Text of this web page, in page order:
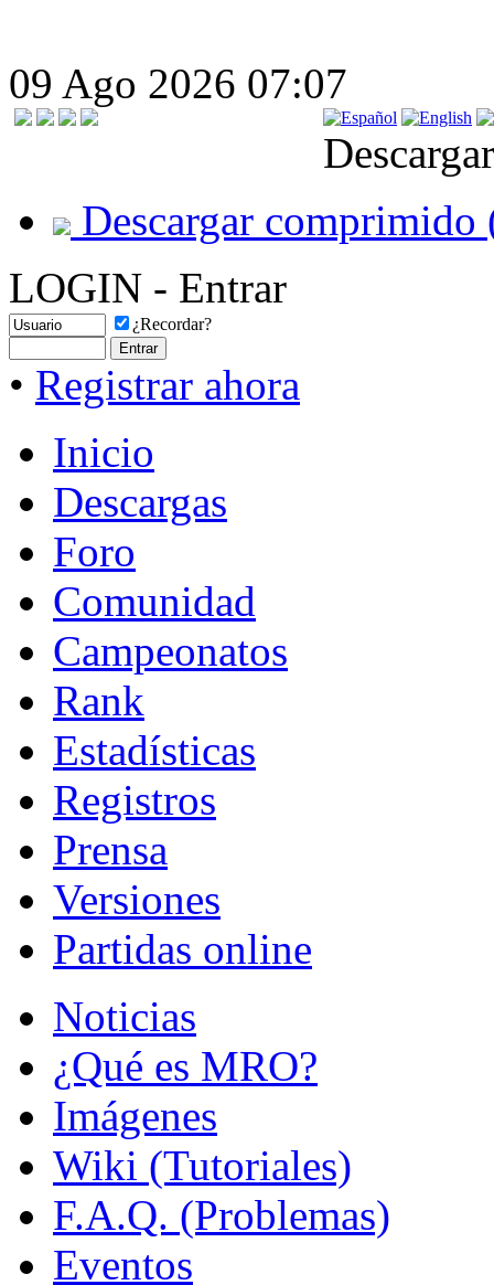
09 Ago 2026 07:07
Descargar comprimido
LOGIN - Entrar
¿Recordar?
• Registrar ahora
Inicio
Descargas
Foro
Comunidad
Campeonatos
Rank
Estadísticas
Registros
Prensa
Versiones
Partidas online
Noticias
¿Qué es MRO?
Imágenes
Wiki (Tutoriales)
F.A.Q. (Problemas)
Eventos